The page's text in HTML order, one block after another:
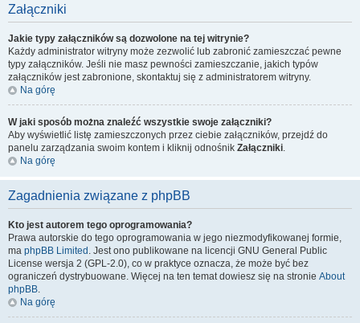
Załączniki
Jakie typy załączników są dozwolone na tej witrynie?
Każdy administrator witryny może zezwolić lub zabronić zamieszczać pewne
typy załączników. Jeśli nie masz pewności zamieszczanie, jakich typów
załączników jest zabronione, skontaktuj się z administratorem witryny.
Na górę
W jaki sposób można znaleźć wszystkie swoje załączniki?
Aby wyświetlić listę zamieszczonych przez ciebie załączników, przejdź do
panelu zarządzania swoim kontem i kliknij odnośnik Załączniki.
Na górę
Zagadnienia związane z phpBB
Kto jest autorem tego oprogramowania?
Prawa autorskie do tego oprogramowania w jego niezmodyfikowanej formie,
ma phpBB Limited . Jest ono publikowane na licencji GNU General Public
License wersja 2 (GPL-2.0), co w praktyce oznacza, że może być bez
ograniczeń dystrybuowane. Więcej na ten temat dowiesz się na stronie About
phpBB.
Na górę